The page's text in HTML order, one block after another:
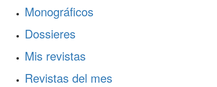
Monográficos
Dossieres
Mis revistas
Revistas del mes